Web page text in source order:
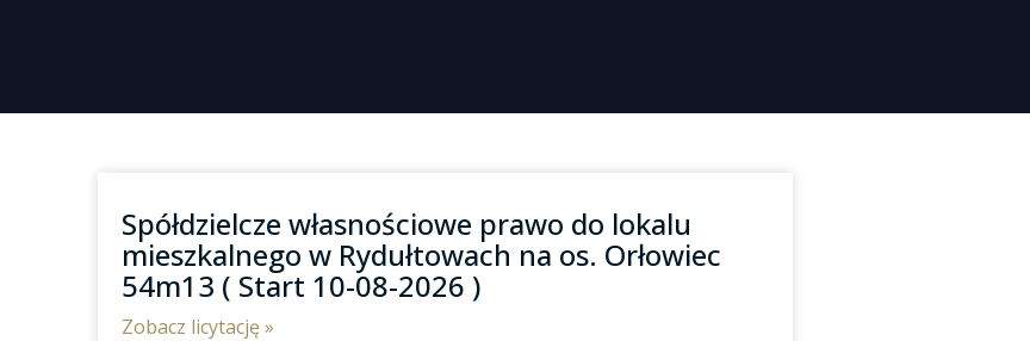
Spółdzielcze własnościowe prawo do lokalu
mieszkalnego w Rydułtowach na os. Orłowiec
54m13 ( Start 10-08-2026 )
Zobacz licytację »